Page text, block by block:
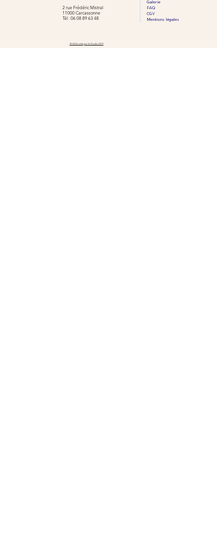
Galerie
FAQ
CGV
Mentions légales
2 rue Frédéric Mistral
11000 Carcassonne
​​Tél : 06 08 89 63 48
© 2026 créé par le Studio GDY